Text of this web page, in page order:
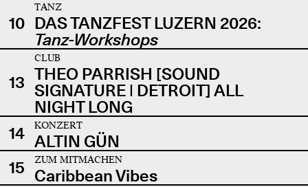
10
TANZ
DAS TANZFEST LUZERN 2026:
Tanz-Workshops
13
CLUB
THEO PARRISH [SOUND
SIGNATURE | DETROIT] ALL
NIGHT LONG
14
KONZERT
ALTIN GÜN
15
ZUM MITMACHEN
Caribbean Vibes